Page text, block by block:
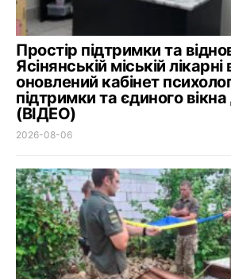
Простір підтримки та
Ясінянській міській
оновлений кабінет
підтримки та єдиного
(ВІДЕО)
2026-08-06